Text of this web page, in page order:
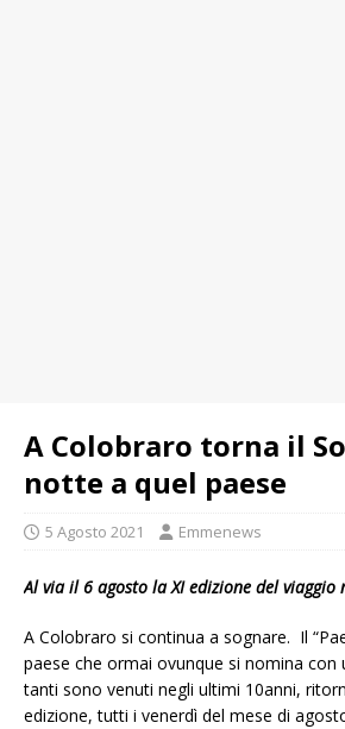
A Colobraro torna il
notte a quel paese
5 Agosto 2021 Emmenews
Al via il 6 agosto la XI edizione del viaggio
A Colobraro si continua a sognare. Il
paese che ormai ovunque si nomina con
tanti sono venuti negli ultimi 10anni,
edizione, tutti i venerdì del mese di